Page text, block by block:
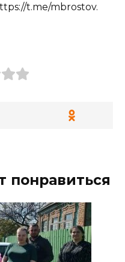
t.me/mbrostov.
понравиться